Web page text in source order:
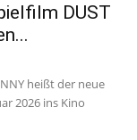
DUST
heißt der neue
2026 ins Kino